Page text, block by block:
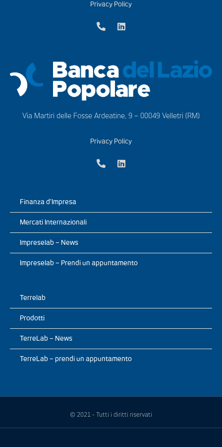
Privacy Policy
Via Martiri delle Fosse Ardeatine, 9 – 00049 Velletri (RM)
Privacy Policy
Finanza d’Impresa
Mercati Internazionali
Impreselab – News
Impreselab – Prendi un appuntamento
Terrelab
Prodotti
TerreLab – News
TerreLab – prendi un appuntamento
© 2021 - Tutti i diritti riservati